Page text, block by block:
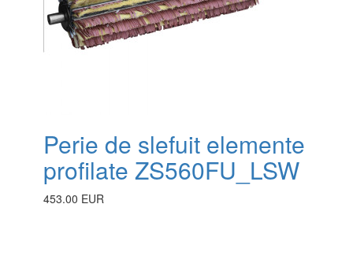
Perie de slefuit elemente
profilate ZS560FU_LSW
453.00 EUR